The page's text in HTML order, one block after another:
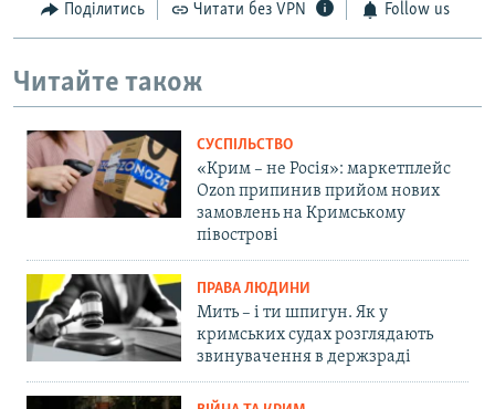
Поділитись Читати без VPN Follow us
Читайте також
СУСПІЛЬСТВО
«Крим – не Росія»: маркетплейс
Ozon припинив прийом нових
замовлень на Кримському
півострові
ПРАВА ЛЮДИНИ
Мить – і ти шпигун. Як у
кримських судах розглядають
звинувачення в держзраді